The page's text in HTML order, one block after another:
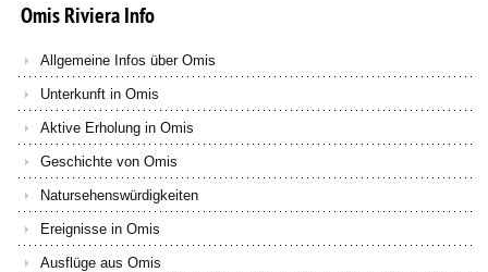
OmisRivieraInfo
Allgemeine Infos über Omis
Unterkunft in Omis
Aktive Erholung in Omis
Geschichte von Omis
Natursehenswürdigkeiten
Ereignisse in Omis
Ausflüge aus Omis